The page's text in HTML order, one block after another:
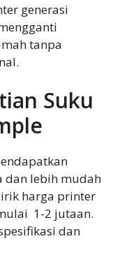
generasi
tanpa
Suku
dan lebih mudah
harga printer
1-2 jutaan.
dan